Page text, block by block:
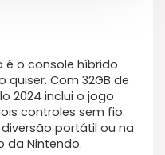
é o console híbrido
Com 32GB de
2024 inclui o jogo
controles sem fio.
portátil ou na
da Nintendo.